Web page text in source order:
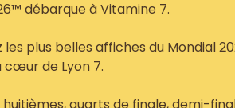
débarque à Vitamine 7.
plus belles affiches du Mondial
de Lyon 7.